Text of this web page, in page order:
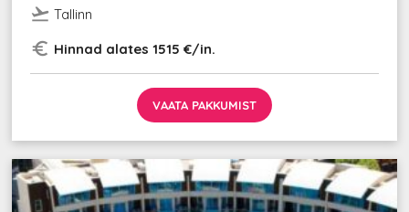
flight_takeoff Tallinn
euro_symbol Hinnad alates 1515 €/in.
VAATA PAKKUMIST